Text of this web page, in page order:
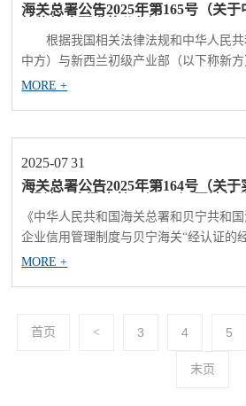
海关总署公告2025年第165号（关
根据我国相关法律法规和中华人民共
中方）与新西兰初级产业部（以下称新
往新西兰出口计划的规定，即日起允许
MORE +
2025-07 31
海关总署公告2025年第164号（关
《中华人民共和国海关总署和贝宁共和
企业信用管理制度与贝宁海关“经认证的
排》（以下简称《互认安排》）将自2025
MORE +
首页 < 3 4 5
末页